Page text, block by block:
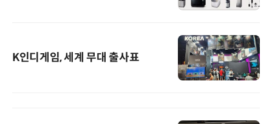
K인디게임, 세계 무대 출사표